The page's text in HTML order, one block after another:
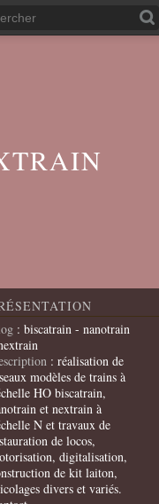
: biscatrain - nanotrain
: réalisation de
modèles de trains à
HO biscatrain,
et nextrain à
N et travaux de
de locos,
digitalisation,
de kit laiton,
divers et variés.